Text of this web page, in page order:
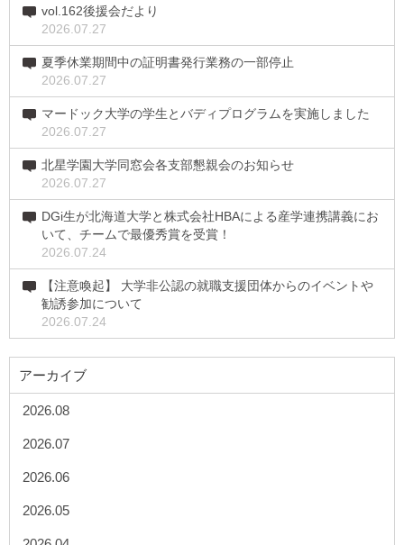
vol.162後援会だより
2026.07.27
夏季休業期間中の証明書発行業務の一部停止
2026.07.27
マードック大学の学生とバディプログラムを実施しました
2026.07.27
北星学園大学同窓会各支部懇親会のお知らせ
2026.07.27
DGi生が北海道大学と株式会社HBAによる産学連携講義にお
いて、チームで最優秀賞を受賞！
2026.07.24
【注意喚起】 大学非公認の就職支援団体からのイベントや
勧誘参加について
2026.07.24
アーカイブ
2026.08
2026.07
2026.06
2026.05